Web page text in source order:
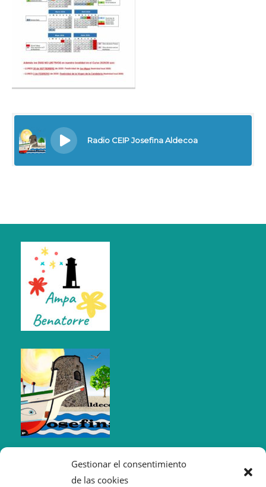
Gestionar el consentimiento
de las cookies